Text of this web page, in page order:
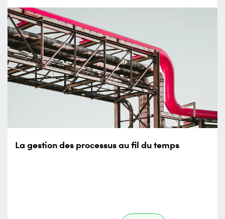
La gestion des processus au fil du temps